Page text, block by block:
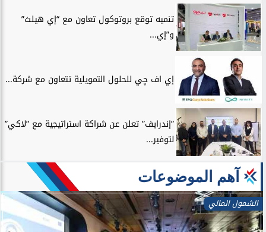
تنميه توقع بروتوكول تعاون مع “إي هيلث”
و”إي...
إي اف چي للحلول التمويلية تتعاون مع شركة...
”إندرايف” تعلن عن شراكة استراتيجية مع ”لاكي”
لتوفير...
آهم الموضوعات
الشمول المالي